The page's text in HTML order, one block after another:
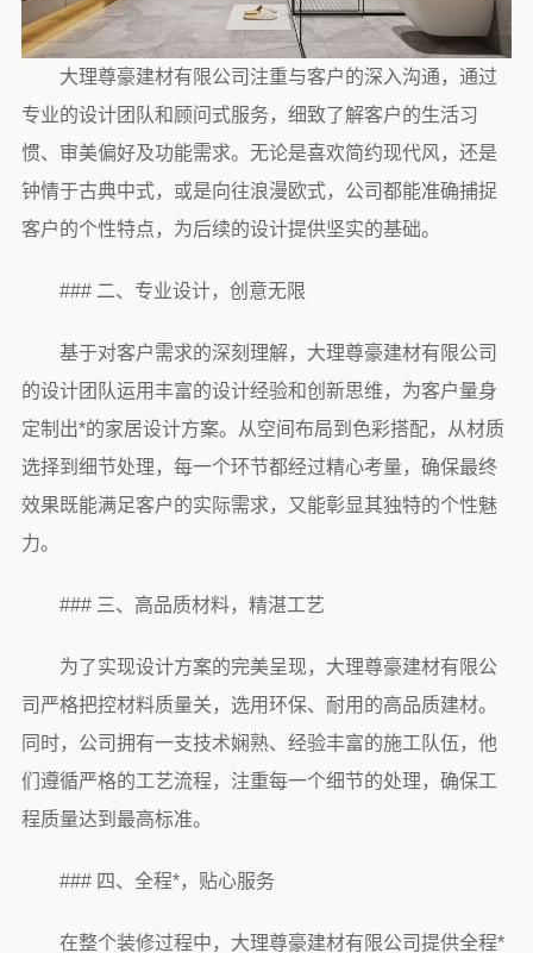
大理尊豪建材有限公司注重与客户的深入沟通，通过
专业的设计团队和顾问式服务，细致了解客户的生活习
惯、审美偏好及功能需求。无论是喜欢简约现代风，还是
钟情于古典中式，或是向往浪漫欧式，公司都能准确捕捉
客户的个性特点，为后续的设计提供坚实的基础。
### 二、专业设计，创意无限
基于对客户需求的深刻理解，大理尊豪建材有限公司
的设计团队运用丰富的设计经验和创新思维，为客户量身
定制出*的家居设计方案。从空间布局到色彩搭配，从材质
选择到细节处理，每一个环节都经过精心考量，确保最终
效果既能满足客户的实际需求，又能彰显其独特的个性魅
力。
### 三、高品质材料，精湛工艺
为了实现设计方案的完美呈现，大理尊豪建材有限公
司严格把控材料质量关，选用环保、耐用的高品质建材。
同时，公司拥有一支技术娴熟、经验丰富的施工队伍，他
们遵循严格的工艺流程，注重每一个细节的处理，确保工
程质量达到最高标准。
### 四、全程*，贴心服务
在整个装修过程中，大理尊豪建材有限公司提供全程*